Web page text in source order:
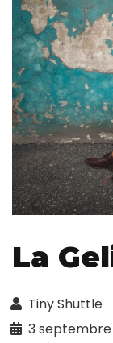
La
Tiny Shuttle
3 septembre